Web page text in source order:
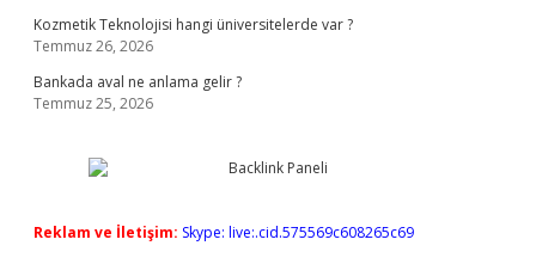
Kozmetik Teknolojisi hangi üniversitelerde var ?
Temmuz 26, 2026
Bankada aval ne anlama gelir ?
Temmuz 25, 2026
Reklam ve İletişim: Skype: live:.cid.575569c608265c69